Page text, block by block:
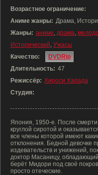
Возрастное ограничение:
Аниме жанры: Драма,
Жанры: аниме, драма,
Исторический, Ужасы
Качество:
DVDRip
Длительность: 47
Режиссёр: Хироси Харада
Студия:
Япония, 1950-е. После
круглой сиротой и
все члены которой имеют
отклонения. Бедной девочке
издевательств и унижений,
доктор Масаницу,
берёт Мидори под своё
просто отеческие.